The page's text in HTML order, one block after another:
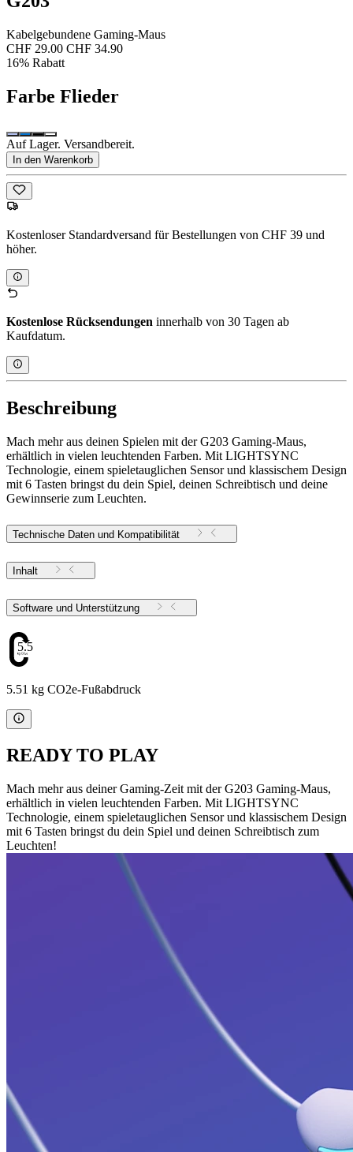
Kabelgebundene Gaming-Maus
CHF 29.00 CHF 34.90
16% Rabatt
Farbe Flieder
Auf Lager. Versandbereit.
In den Warenkorb
Kostenloser Standardversand für Bestellungen von CHF 39 und
höher.
Kostenlose Rücksendungen innerhalb von 30 Tagen ab
Kaufdatum.
Beschreibung
Mach mehr aus deinen Spielen mit der G203 Gaming-Maus,
erhältlich in vielen leuchtenden Farben. Mit LIGHTSYNC
Technologie, einem spieletauglichen Sensor und klassischem Design
mit 6 Tasten bringst du dein Spiel, deinen Schreibtisch und deine
Gewinnserie zum Leuchten.
Technische Daten und Kompatibilität
Inhalt
Software und Unterstützung
5.51
5.51 kg CO2e-Fußabdruck
READY TO PLAY
Mach mehr aus deiner Gaming-Zeit mit der G203 Gaming-Maus,
erhältlich in vielen leuchtenden Farben. Mit LIGHTSYNC
Technologie, einem spieletauglichen Sensor und klassischem Design
mit 6 Tasten bringst du dein Spiel und deinen Schreibtisch zum
Leuchten!